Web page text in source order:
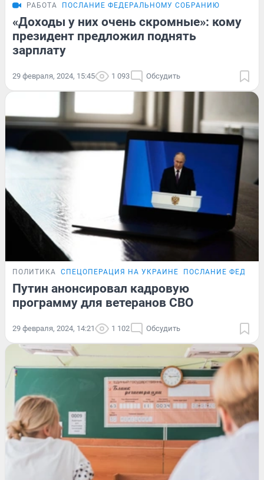
РАБОТА ПОСЛАНИЕ ФЕДЕРАЛЬНОМУ СОБРАНИЮ
«Доходы у них очень скромные»: кому
президент предложил поднять
зарплату
29 февраля, 2024, 15:45 1 093 Обсудить
ПОЛИТИКА СПЕЦОПЕРАЦИЯ НА УКРАИНЕ ПОСЛАНИЕ
Путин анонсировал кадровую
программу для ветеранов СВО
29 февраля, 2024, 14:21 1 102 Обсудить